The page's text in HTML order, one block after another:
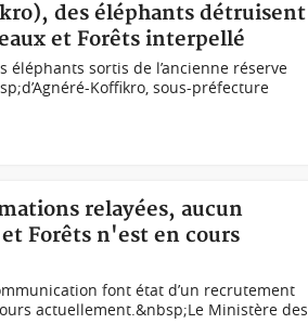
des éléphants détruisent
et Forêts interpellé
sortis de l’ancienne réserve
Koffikro, sous-préfecture
relayées, aucun
Forêts n'est en cours
font état d’un recrutement
actuellement.&nbsp;Le Ministère des